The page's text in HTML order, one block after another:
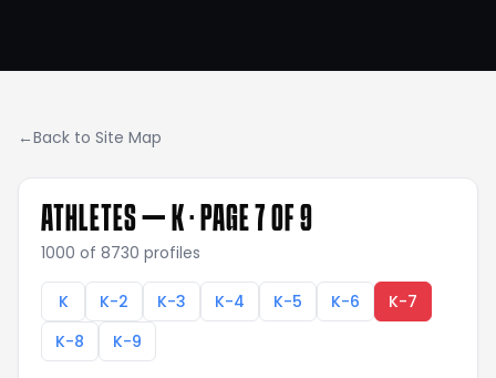
←Back to Site Map
ATHLETES — K· PAGE 7 OF 9
1000 of 8730 profiles
K K-2 K-3 K-4 K-5 K-6
K-7
K-8
K-9